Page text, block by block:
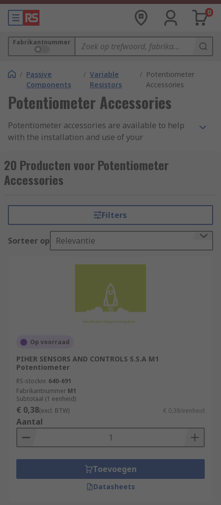
0
Fabrikantnummer
/ Passive
Components
/ Variable
Resistors
/ Potentiometer
Accessories
Potentiometer Accessories
Potentiometer accessories are available to help
with the installation and use of your
pots of potmeters, is a variable resistor. They
enable you to regulate and change the current
flowing through a circuit.
Mounting accessories, such as bolts, nuts and
fixings, are usually made from metal for
durability. Other accessories, such as knobs, dials
and covers are made from aluminium or plastic.
Types of accessories:
Potentiometer Knob Cap
Potentiometer Dial
Potentiometer Wiper
20 Producten voor Potentiometer
Accessories
Filters
Sorteer op Relevantie
Op voorraad
PIHER SENSORS AND CONTROLS S.S.A M1
Potentiometer
RS-stocknr. 640-691
Fabrikantnummer M1
Subtotaal (1 eenheid)
€ 0,38(excl. BTW) € 0,38/eenheid
Aantal
Toevoegen
Datasheets